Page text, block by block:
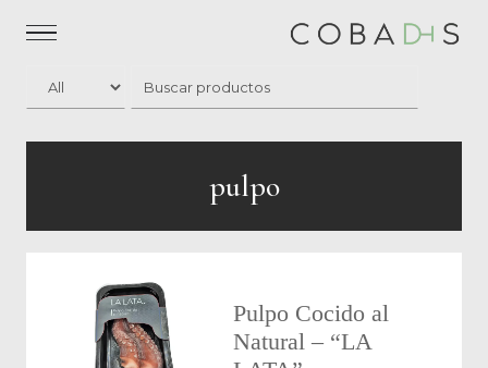
pulpo
Pulpo Cocido al
Natural – “LA